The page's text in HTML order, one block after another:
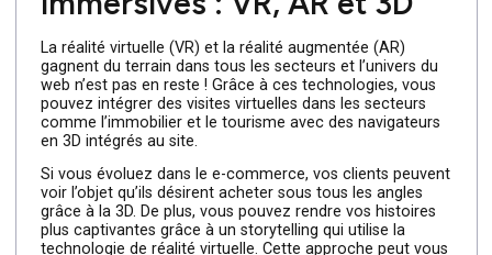
page minimaliste, cela ne veut pas dire d’abandonner
complètement les couleurs vives ou les polices
d’écritures audacieuses. N’hésitez pas à utiliser des
contrastes dans les choix de vos palettes de couleur
pour marquer les esprits.
Utilisez plusieurs typographies d’écriture en les
combinant de manière stratégique. N’oubliez pas de
toujours proposer le mode sombre aux visiteurs pour
plus de confort visuel. N’hésitez pas à prendre en
considération les feedbacks des internautes pour